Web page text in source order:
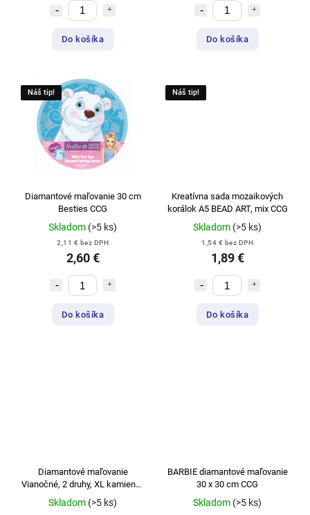
Do košíka Do košíka
Náš tip!
Diamantové maľovanie 30 cm
Besties CCG
Skladom (>5 ks)
2,11 € bez DPH
2,60 €
Do košíka
Náš tip!
Kreatívna sada mozaikových
korálok A5 BEAD ART, mix CCG
Skladom (>5 ks)
1,54 € bez DPH
1,89 €
Do košíka
Diamantové maľovanie
Vianočné, 2 druhy, XL kamienky
CCG
Skladom (>5 ks)
BARBIE diamantové maľovanie
30 x 30 cm CCG
Skladom (>5 ks)